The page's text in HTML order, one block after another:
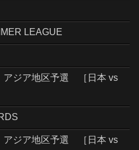
LEAGUE
ジア地区予選 ［日本 vs
ジア地区予選 ［日本 vs